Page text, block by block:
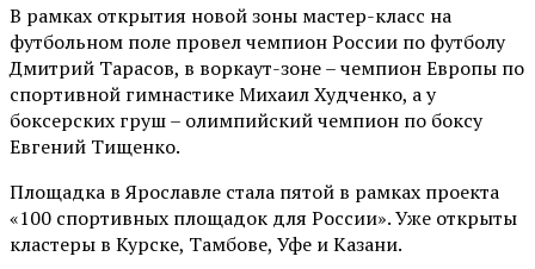
В рамках открытия новой зоны мастер-класс на
футбольном поле провел чемпион России по футболу
Дмитрий Тарасов, в воркаут-зоне – чемпион Европы по
спортивной гимнастике Михаил Худченко, а у
боксерских груш – олимпийский чемпион по боксу
Евгений Тищенко.
Площадка в Ярославле стала пятой в рамках проекта
«100 спортивных площадок для России». Уже открыты
кластеры в Курске, Тамбове, Уфе и Казани.